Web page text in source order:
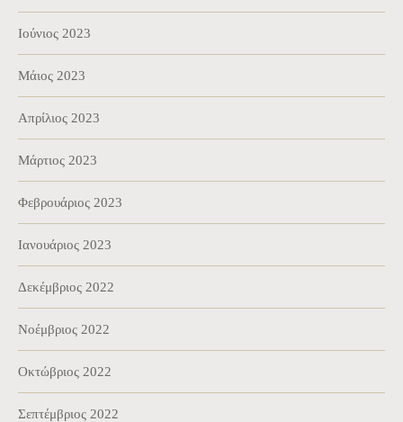
Ιούνιος 2023
Μάιος 2023
Απρίλιος 2023
Μάρτιος 2023
Φεβρουάριος 2023
Ιανουάριος 2023
Δεκέμβριος 2022
Νοέμβριος 2022
Οκτώβριος 2022
Σεπτέμβριος 2022